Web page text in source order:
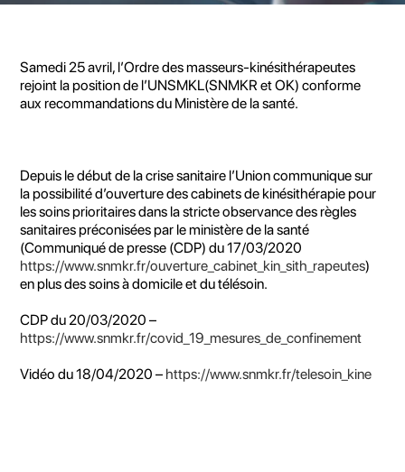
Samedi 25 avril, l’Ordre des masseurs-kinésithérapeutes
rejoint la position de l’UNSMKL(SNMKR et OK) conforme
aux recommandations du Ministère de la santé.
Depuis le début de la crise sanitaire l’Union communique sur
la possibilité d’ouverture des cabinets de kinésithérapie pour
les soins prioritaires dans la stricte observance des règles
sanitaires préconisées par le ministère de la santé
(Communiqué de presse (CDP) du 17/03/2020
https://www.snmkr.fr/ouverture_cabinet_kin_sith_rapeutes)
en plus des soins à domicile et du télésoin.
CDP du 20/03/2020 –
https://www.snmkr.fr/covid_19_mesures_de_confinement
Vidéo du 18/04/2020 – https://www.snmkr.fr/telesoin_kine